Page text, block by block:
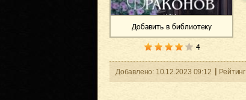
Добавить в библиотеку
4
Добавленo: 10.12.2023 09:12